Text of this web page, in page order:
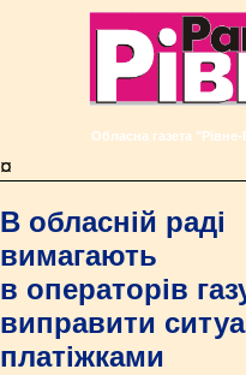
Обласна газета
¤
В обласній раді
вимагають
в операторів
виправити
платіжками